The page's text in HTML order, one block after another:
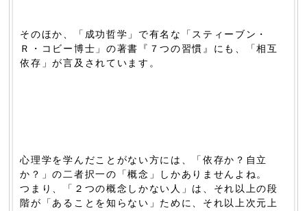
そのほか、「成功哲学」で有名な「スティーブン・
Ｒ・コビー博士」の著書『７つの習慣』にも、「相互
依存」が言及されています。
心理学を学んだことがない方には、「依存か？自立
か？」の二者択一の「概念」しかありませんよね。
つまり、「２つの概念しかない人」は、それ以上の段
階が「あることを知らない」ために、それ以上次元上